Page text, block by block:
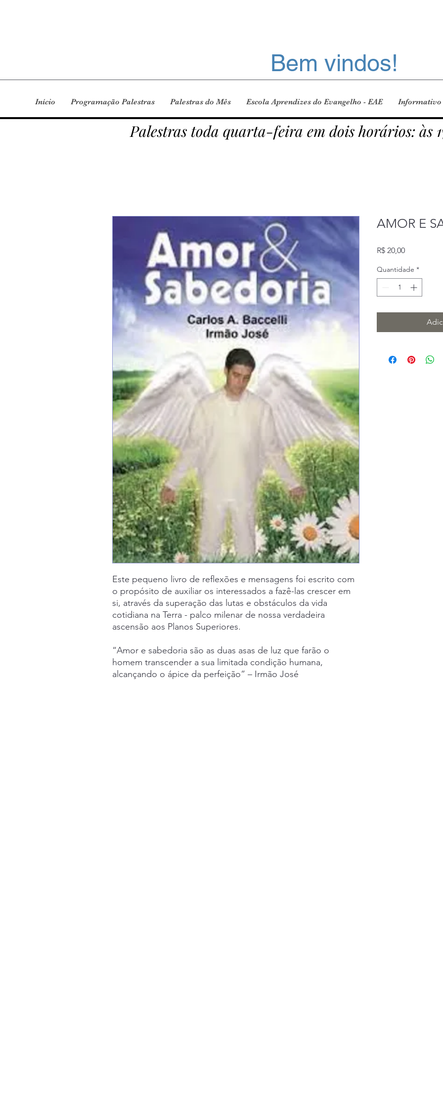
Bem vindos!
Início Programação Palestras Palestras do Mês Escola Aprendizes do Evangelho - EAE Informativo
Palestras toda quarta-feira em dois horários: às
Este pequeno livro de reflexões e mensagens foi escrito com
o propósito de auxiliar os interessados a fazê-las crescer em
si, através da superação das lutas e obstáculos da vida
cotidiana na Terra - palco milenar de nossa verdadeira
ascensão aos Planos Superiores.
“Amor e sabedoria são as duas asas de luz que farão o
homem transcender a sua limitada condição humana,
alcançando o ápice da perfeição” – Irmão José
AMOR E
R$ 20,00Preço
Quantidade *